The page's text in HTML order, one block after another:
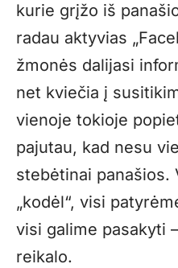
kurie grįžo iš
radau aktyvias
žmonės dalijasi
net kviečia į
vienoje tokioje
pajutau, kad nesu
stebėtinai panašios.
„kodėl“, visi
visi galime pasakyti
reikalo.